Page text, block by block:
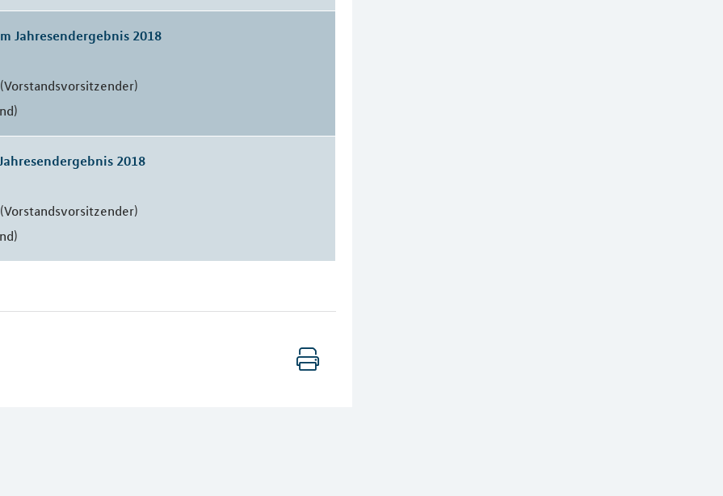
Jahresendergebnis 2018
2018